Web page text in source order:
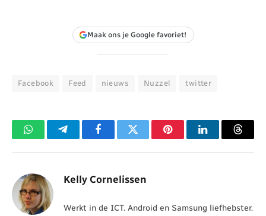
Maak ons je Google favoriet!
Facebook Feed nieuws Nuzzel twitter
WhatsAppTelegramFacebookTwitter PinterestLinkedIn
Kelly Cornelissen
Werkt in de ICT. Android en Samsung liefhebster.